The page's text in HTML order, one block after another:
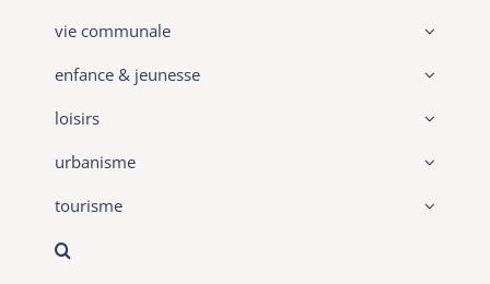
vie communale
enfance & jeunesse
loisirs
urbanisme
tourisme